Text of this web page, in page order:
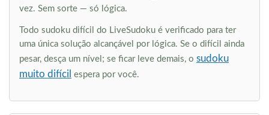
vez. Sem sorte — só lógica.
Todo sudoku difícil do LiveSudoku é verificado para ter
uma única solução alcançável por lógica. Se o difícil ainda
pesar, desça um nível; se ficar leve demais, o sudoku
muito difícil espera por você.